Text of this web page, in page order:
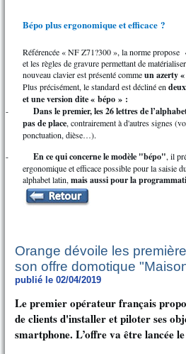
Bépo plus ergonomique et efficace ?
Référencée « NF Z71?300 », la norme propose
et les règles de gravure permettant de
nouveau clavier est présenté commeun azerty
Plus précisément, le standard est décliné en
et une version dite « bépo » :
- Dans le premier, les 26 lettres de
pas de place, contrairement à d'autres signes
ponctuation, dièse…).
- En ce qui concerne le modèle "bépo", il
ergonomique et efficace possible pour la saisie
alphabet latin, mais aussi pour la
Orange dévoile les
son offre domotique
publié le 02/04/2019
Le premier opérateur français
de clients d'installer et piloter ses
smartphone. L’offre va être lancée